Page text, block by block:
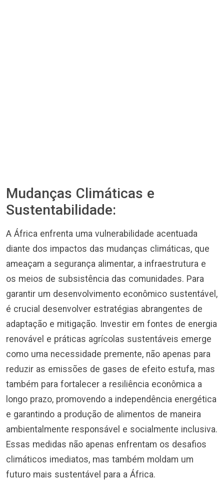
Mudanças Climáticas e
Sustentabilidade:
A África enfrenta uma vulnerabilidade acentuada
diante dos impactos das mudanças climáticas, que
ameaçam a segurança alimentar, a infraestrutura e
os meios de subsistência das comunidades. Para
garantir um desenvolvimento econômico sustentável,
é crucial desenvolver estratégias abrangentes de
adaptação e mitigação. Investir em fontes de energia
renovável e práticas agrícolas sustentáveis emerge
como uma necessidade premente, não apenas para
reduzir as emissões de gases de efeito estufa, mas
também para fortalecer a resiliência econômica a
longo prazo, promovendo a independência energética
e garantindo a produção de alimentos de maneira
ambientalmente responsável e socialmente inclusiva.
Essas medidas não apenas enfrentam os desafios
climáticos imediatos, mas também moldam um
futuro mais sustentável para a África.